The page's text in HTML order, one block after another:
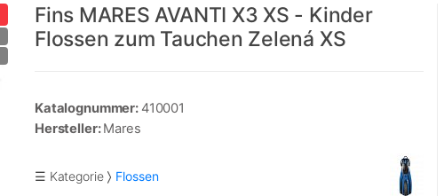
Fins MARES AVANTI X3 XS - Kinder
Flossen zum Tauchen Zelená XS
Katalognummer: 410001
Hersteller:Mares
☰ Kategorie Flossen